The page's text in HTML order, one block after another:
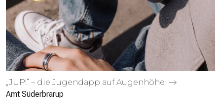
„JUP!“ – die Jugendapp auf Augenhöhe
Amt Süderbrarup